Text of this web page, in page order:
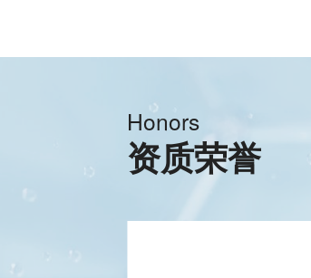
Honors
资质荣誉